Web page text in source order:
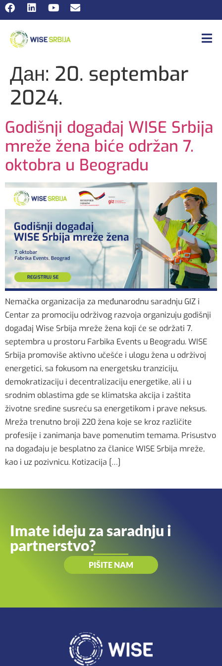
Дан: 20. septembar
2024.
Godišnji događaj WISE Srbija
mreže žena biće održan 7.
oktobra u Beogradu
Nemačka organizacija za međunarodnu saradnju GIZ i
Centar za promociju održivog razvoja organizuju godišnji
događaj Wise Srbija mreže žena koji će se održati 7.
septembra u prostoru Farbika Events u Beogradu. WISE
Srbija promoviše aktivno učešće i ulogu žena u održivoj
energetici, sa fokusom na energetsku tranziciju,
demokratizaciju i decentralizaciju energetike, ali i u
srodnim oblastima gde se klimatska akcija i zaštita
životne sredine susreću sa energetikom i prave neksus.
Mreža trenutno broji 220 žena koje se kroz različite
profesije i zanimanja bave pomenutim temama. Prisustvo
na događaju je besplatno za članice WISE Srbija mreže,
kao i uz pozivnicu. Kotizacija […]
Imate ideju za saradnju i
partnerstvo?
PIŠITE NAM